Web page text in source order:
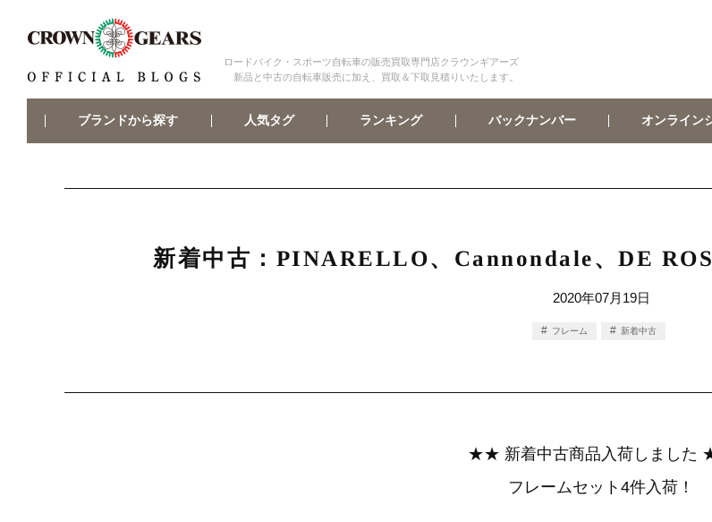
ロードバイク・スポーツ自転車の販売買取専門店クラウンギアーズ
新品と中古の自転車販売に加え、買取＆下取見積りいたします。
ブランドから探す 人気タグ ランキング バックナンバー オンライン
新着中古：PINARELLO、Cannondale、DE
2020年07月19日
フレーム 新着中古
★★ 新着中古商品入荷しました
フレームセット4件入荷！